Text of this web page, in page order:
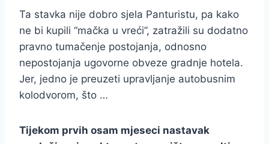
Ta stavka nije dobro sjela Panturistu, pa kako
ne bi kupili “mačka u vreći”, zatražili su dodatno
pravno tumačenje postojanja, odnosno
nepostojanja ugovorne obveze gradnje hotela.
Jer, jedno je preuzeti upravljanje autobusnim
kolodvorom, što …
Tijekom prvih osam mjeseci nastavak